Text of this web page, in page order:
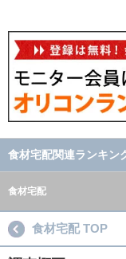
食材宅配関連ランキン
食材宅配
食材宅配 TOP